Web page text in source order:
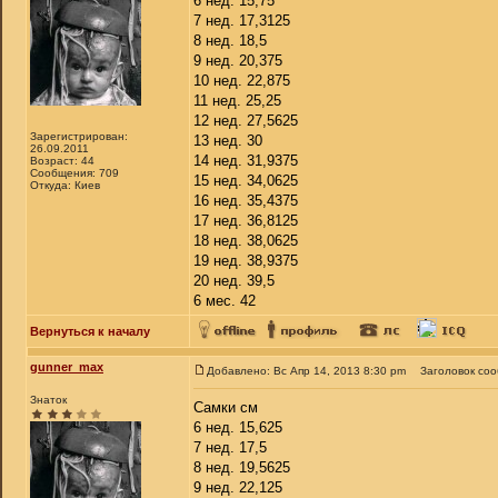
Зарегистрирован:
26.09.2011
Возраст: 44
Сообщения: 709
Откуда: Киев
7 нед. 17,3125
8 нед. 18,5
9 нед. 20,375
10 нед. 22,875
11 нед. 25,25
12 нед. 27,5625
13 нед. 30
14 нед. 31,9375
15 нед. 34,0625
16 нед. 35,4375
17 нед. 36,8125
18 нед. 38,0625
19 нед. 38,9375
20 нед. 39,5
6 мес. 42
Вернуться к началу
gunner_max
Знаток
Добавлено: Вс Апр 14, 2013 8:30 pm Заголовок
Самки см
6 нед. 15,625
7 нед. 17,5
8 нед. 19,5625
9 нед. 22,125